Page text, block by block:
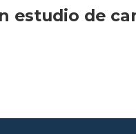
estudio de